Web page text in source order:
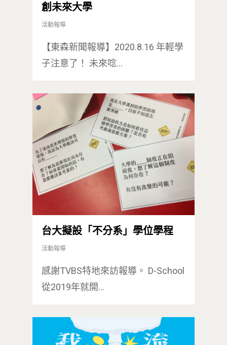
創未來大學
活動報導
【東森新聞報導】2020.8.16 年輕學
子注意了！ 未來唸…
台大擬設「不分系」學位學程
活動報導
感謝TVBS特地來訪報導。 D-School
從2019年就開…
最新消息
關於我們
相關法規
領域專長
24hrs D
創新教育中心
創意創業學分學程
領導學分學程
相關計畫
企業出題X臺大解題
探索學習計畫
D電子報